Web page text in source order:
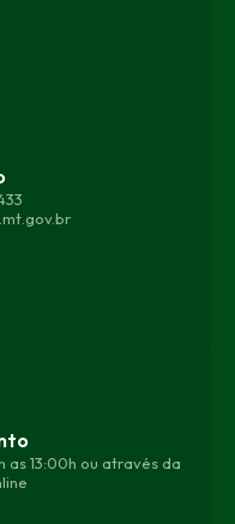
as 13:00h ou através da